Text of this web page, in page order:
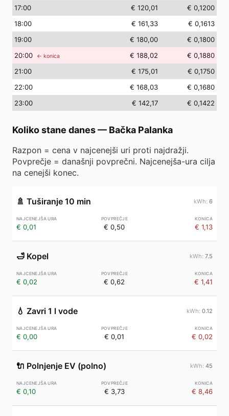
17:00 € 120,01
€ 0,1200
18:00 € 161,33
€ 0,1613
19:00 € 180,00
€ 0,1800
20:00 ← konica € 188,02
€ 0,1880
21:00 € 175,01
€ 0,1750
22:00 € 168,03
€ 0,1680
23:00 € 142,17 € 0,1422
Koliko stane danes— Bačka Palanka
Razpon = cena v najcenejši uri proti najdražji.
Povprečje = današnji povprečni. Najcenejša-ura cilja
na cenejši konec.
🚿 Tuširanje 10 min 6
€ 0,01 € 0,50 € 1,13
🛁 Kopel 7.5
€ 0,02 € 0,62 € 1,41
💧 Zavri 1 l vode 0.12
€ 0,00 € 0,01 € 0,02
🔌 Polnjenje EV (polno) 45
€ 0,10 € 3,73 € 8,46